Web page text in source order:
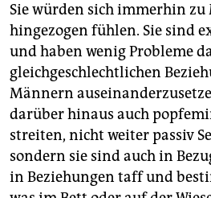
Sie würden sich immerhin
hingezogen fühlen. Sie sind
und haben wenig Probleme
gleichgeschlechtlichen
Männern
darüber hinaus auch
streiten, nicht weiter passiv
sondern sie sind auch in
in Beziehungen taff und